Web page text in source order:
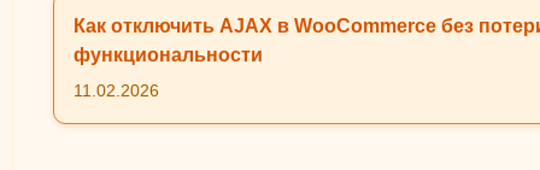
Как отключить AJAX в WooCommerce без
функциональности
11.02.2026